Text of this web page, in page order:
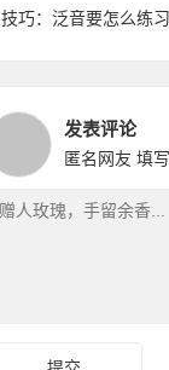
技巧：泛音要怎么练
发表评论
匿名网友 填